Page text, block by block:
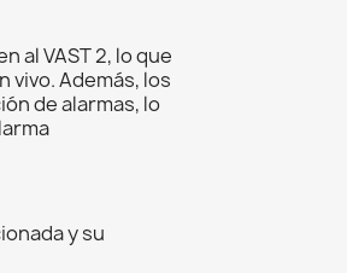
al VAST 2, lo que
Además, los
de alarmas, lo
y su